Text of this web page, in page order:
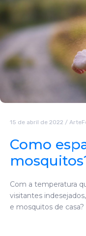
15 de abril de 2022 /
Como
Com a temperatura
visitantes
e mosquitos de casa?